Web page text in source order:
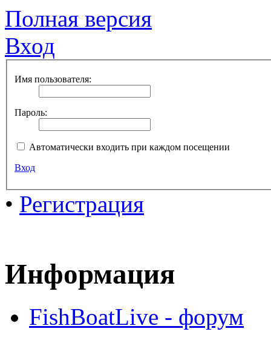
Полная версия
Вход
Имя пользователя:
Пароль:
Автоматически входить при каждом посещении
Вход
• Регистрация
Информация
FishBoatLive - форум